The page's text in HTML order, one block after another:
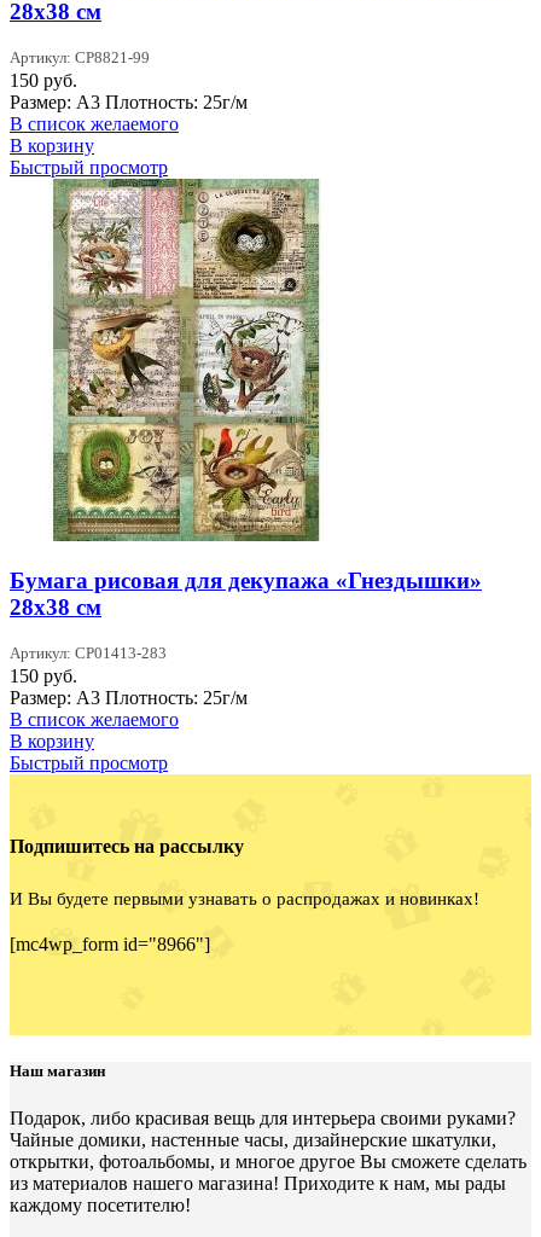
28х38 см
Артикул: CP8821-99
150 руб.
Размер: А3 Плотность: 25г/м
В список желаемого
В корзину
Быстрый просмотр
Бумага рисовая для декупажа «Гнездышки»
28х38 см
Артикул: CP01413-283
150 руб.
Размер: А3 Плотность: 25г/м
В список желаемого
В корзину
Быстрый просмотр
Подпишитесь на рассылку
И Вы будете первыми узнавать о распродажах и новинках!
[mc4wp_form id="8966"]
Наш магазин
Подарок, либо красивая вещь для интерьера своими руками?
Чайные домики, настенные часы, дизайнерские шкатулки,
открытки, фотоальбомы, и многое другое Вы сможете сделать
из материалов нашего магазина! Приходите к нам, мы рады
каждому посетителю!